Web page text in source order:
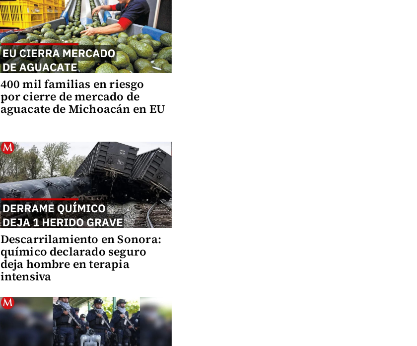
400 mil familias en riesgo
por cierre de mercado de
aguacate de Michoacán en EU
Descarrilamiento en Sonora:
químico declarado seguro
deja hombre en terapia
intensiva